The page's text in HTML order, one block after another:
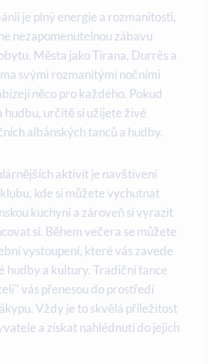
je plný energie a rozmanitosti,
nezapomenutelnou zábavu
Města jako ‌Tirana, Durrës a‌
svými rozmanitými nočními
něco ⁤pro každého. Pokud
hudbu, určitě si užijete živé
albánských tanců a hudby.
aktivit je navštívení
kde ⁢si můžete vychutnat
kuchyni a zároveň si vyrazit
si. Během⁤ večera se můžete​
vystoupení,‌ které​ vás zavede
hudby a kultury. Tradiční tance
vás přenesou do prostředí
Vždy ‌je⁣ to skvělá příležitost
a získat nahlédnutí do jejich